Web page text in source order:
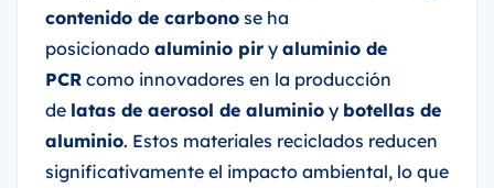
contenido de carbono se ha
posicionado aluminio pir y aluminio de
PCR como innovadores en la producción
de latas de aerosol de aluminio y botellas de
aluminio. Estos materiales reciclados reducen
significativamente el impacto ambiental, lo que